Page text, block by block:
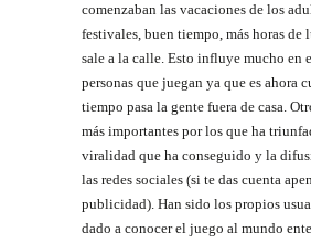
comenzaban las vacaciones de los
festivales, buen tiempo, más horas
sale a la calle. Esto influye mucho en
personas que juegan ya que es ahora
tiempo pasa la gente fuera de casa.
más importantes por los que ha
viralidad que ha conseguido y la
las redes sociales (si te das cuenta
publicidad). Han sido los propios
dado a conocer el juego al mundo